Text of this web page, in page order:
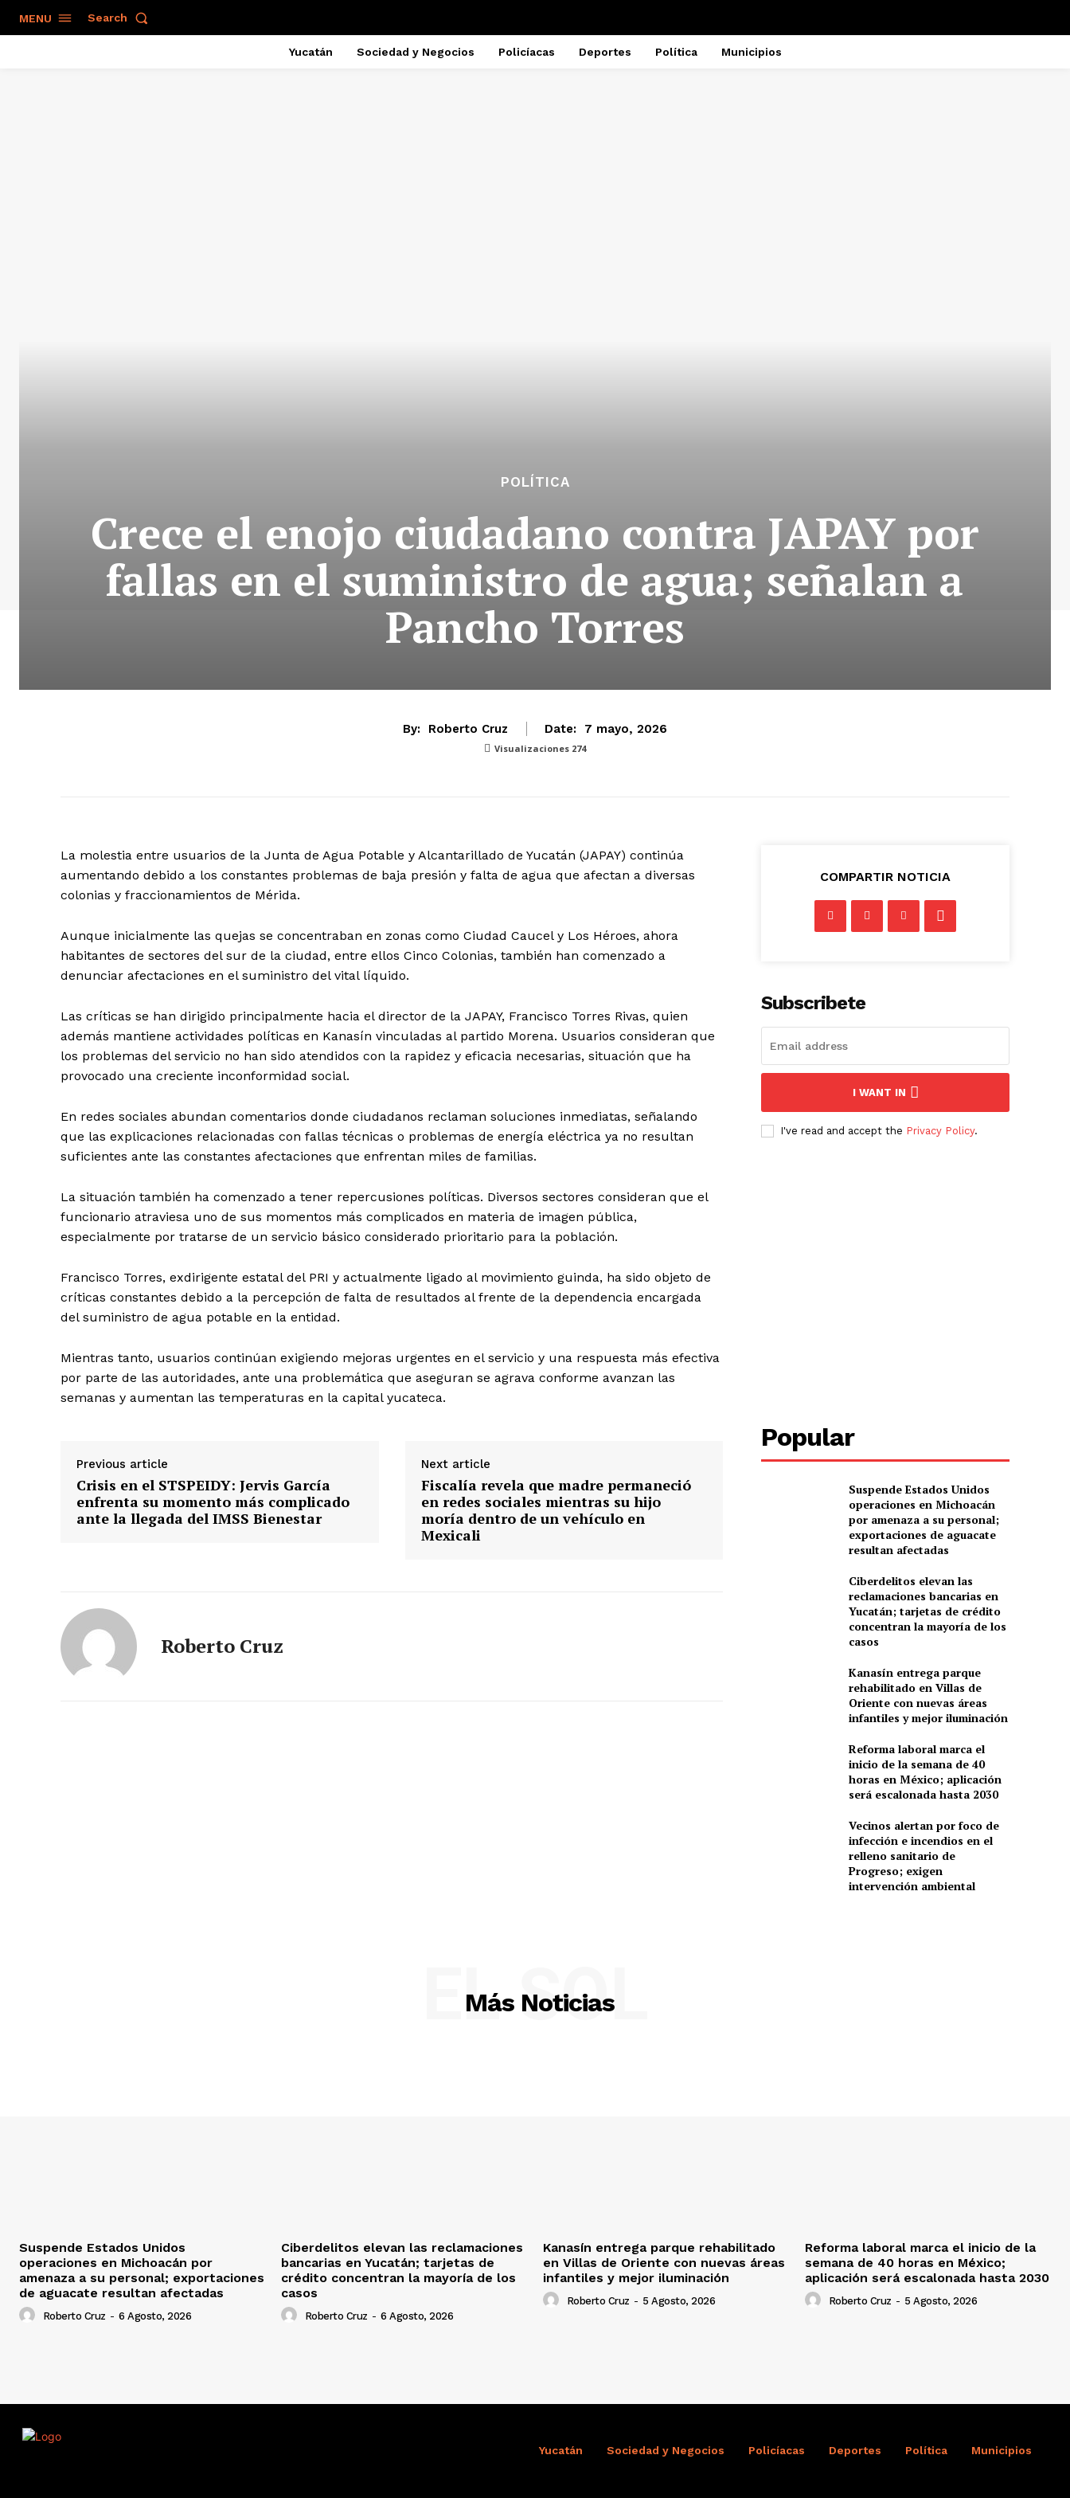
Periodico el Sol de
Yucatán
Yucatán
Municipios
MENU Search
Yucatán Sociedad y Negocios Policíacas Deportes Política Municipios
POLÍTICA
Crece el enojo ciudadano contra JAPAY por
fallas en el suministro de agua; señalan a
Pancho Torres
By: Roberto Cruz Date: 7 mayo, 2026
Visualizaciones 274
La molestia entre usuarios de la Junta de Agua Potable y Alcantarillado de Yucatán (JAPAY) continúa
aumentando debido a los constantes problemas de baja presión y falta de agua que afectan a diversas
colonias y fraccionamientos de Mérida.
Aunque inicialmente las quejas se concentraban en zonas como Ciudad Caucel y Los Héroes, ahora
habitantes de sectores del sur de la ciudad, entre ellos Cinco Colonias, también han comenzado a
denunciar afectaciones en el suministro del vital líquido.
Las críticas se han dirigido principalmente hacia el director de la JAPAY, Francisco Torres Rivas, quien
además mantiene actividades políticas en Kanasín vinculadas al partido Morena. Usuarios consideran que
los problemas del servicio no han sido atendidos con la rapidez y eficacia necesarias, situación que ha
provocado una creciente inconformidad social.
En redes sociales abundan comentarios donde ciudadanos reclaman soluciones inmediatas, señalando
que las explicaciones relacionadas con fallas técnicas o problemas de energía eléctrica ya no resultan
suficientes ante las constantes afectaciones que enfrentan miles de familias.
La situación también ha comenzado a tener repercusiones políticas. Diversos sectores consideran que el
funcionario atraviesa uno de sus momentos más complicados en materia de imagen pública,
especialmente por tratarse de un servicio básico considerado prioritario para la población.
Francisco Torres, exdirigente estatal del PRI y actualmente ligado al movimiento guinda, ha sido objeto de
críticas constantes debido a la percepción de falta de resultados al frente de la dependencia encargada
del suministro de agua potable en la entidad.
Mientras tanto, usuarios continúan exigiendo mejoras urgentes en el servicio y una respuesta más efectiva
por parte de las autoridades, ante una problemática que aseguran se agrava conforme avanzan las
semanas y aumentan las temperaturas en la capital yucateca.
Previous article
Crisis en el STSPEIDY: Jervis García
enfrenta su momento más complicado
ante la llegada del IMSS Bienestar
Next article
Fiscalía revela que madre permaneció
en redes sociales mientras su hijo
moría dentro de un vehículo en
Mexicali
Roberto Cruz
COMPARTIR NOTICIA
Subscribete
I WANT IN
I've read and accept the Privacy Policy.
Popular
Suspende Estados Unidos
operaciones en Michoacán
por amenaza a su personal;
exportaciones de aguacate
resultan afectadas
Ciberdelitos elevan las
reclamaciones bancarias en
Yucatán; tarjetas de crédito
concentran la mayoría de los
casos
Kanasín entrega parque
rehabilitado en Villas de
Oriente con nuevas áreas
infantiles y mejor iluminación
Reforma laboral marca el
inicio de la semana de 40
horas en México; aplicación
será escalonada hasta 2030
Vecinos alertan por foco de
infección e incendios en el
relleno sanitario de
Progreso; exigen
intervención ambiental
Más Noticias
EL SOL
Suspende Estados Unidos
operaciones en Michoacán por
amenaza a su personal; exportaciones
de aguacate resultan afectadas
Roberto Cruz - 6 Agosto, 2026
Ciberdelitos elevan las reclamaciones
bancarias en Yucatán; tarjetas de
crédito concentran la mayoría de los
casos
Roberto Cruz - 6 Agosto, 2026
Kanasín entrega parque rehabilitado
en Villas de Oriente con nuevas áreas
infantiles y mejor iluminación
Roberto Cruz - 5 Agosto, 2026
Reforma laboral marca el inicio de la
semana de 40 horas en México;
aplicación será escalonada hasta 2030
Roberto Cruz - 5 Agosto, 2026
Yucatán Sociedad y Negocios Policíacas Deportes Política Municipios